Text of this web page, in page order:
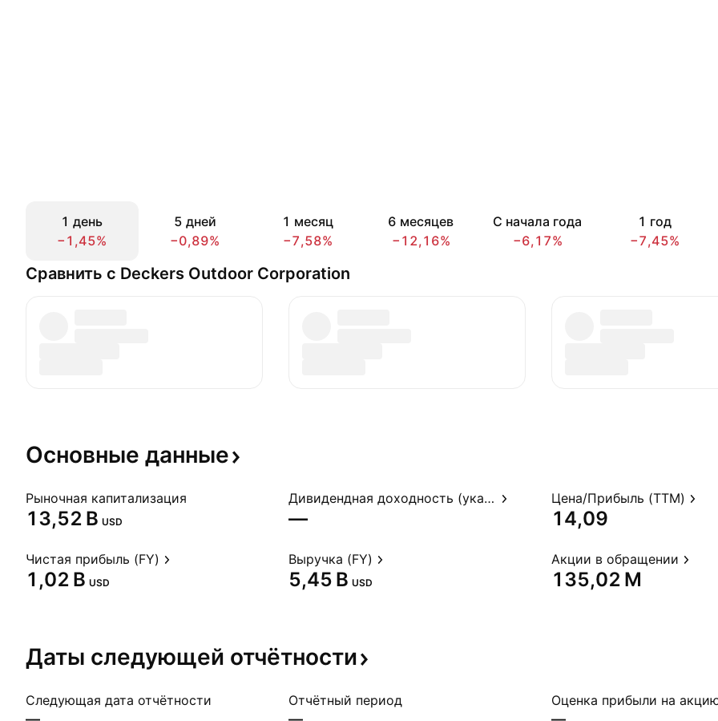
1 день
−1,45%
5 дней
−0,89%
1 месяц
−7,58%
6 месяцев
−12,16%
С начала года
−6,17%
1 год
−7,45%
Сравнить с Deckers Outdoor Corporation
Основные данные
Рыночная капитализация
‪13,52 B‬ USD
Дивидендная доходность (указ.)
—
Цена/Прибыль (TTM)
14,09
Чистая прибыль (FY)
‪1,02 B‬ USD
Выручка (FY)
‪5,45 B‬ USD
Акции в обращении
‪135,02 M‬
Даты следующей отчётности
Следующая дата отчётности Отчётный период Оценка прибыли на